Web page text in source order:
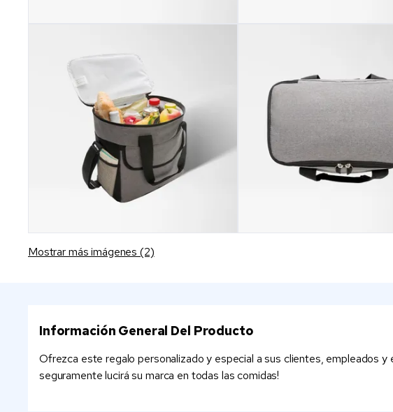
Mostrar más imágenes (2)
Información General Del Producto
Ofrezca este regalo personalizado y especial a sus clientes, empleados
seguramente lucirá su marca en todas las comidas!